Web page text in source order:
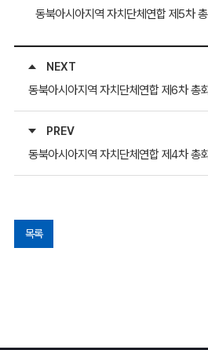
동북아시아지역 자치단체연합 제5차
NEXT
동북아시아지역 자치단체연합 제6차 총회
PREV
동북아시아지역 자치단체연합 제4차 총회
목록